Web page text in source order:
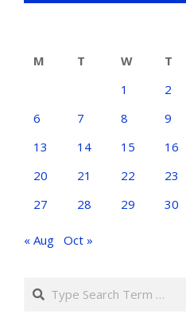
M
T W T
1
2
6
7 8 9
13
14 15 16
20
21 22 23
27
28 29 30
« Aug Oct »